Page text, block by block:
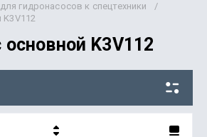
гидронасосов к спецтехники
/
основной K3V112